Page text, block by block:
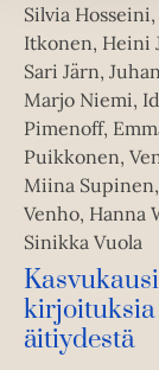
i
l
e
h
t
e
e
n
Silvia Hosseini,
Itkonen, Heini
Sari Järn,
Marjo Niemi,
Pimenoff,
Puikkonen,
Miina
Venho, Hanna
Sinikka Vuola
kirjoituksia
äitiydestä